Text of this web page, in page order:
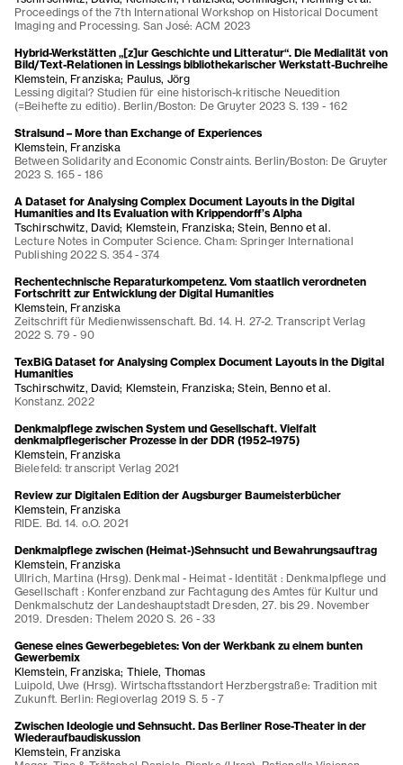
Proceedings of the 7th International Workshop on Historical Document
Imaging and Processing. San José: ACM 2023
Hybrid-Werkstätten „[z]ur Geschichte und Litteratur“. Die Medialität von
Bild/Text-Relationen in Lessings bibliothekarischer Werkstatt-Buchreihe
Klemstein, Franziska; Paulus, Jörg
Lessing digital? Studien für eine historisch-kritische Neuedition
(=Beihefte zu editio). Berlin/Boston: De Gruyter 2023 S. 139 - 162
Stralsund – More than Exchange of Experiences
Klemstein, Franziska
Between Solidarity and Economic Constraints. Berlin/Boston: De Gruyter
2023 S. 165 - 186
A Dataset for Analysing Complex Document Layouts in the Digital
Humanities and Its Evaluation with Krippendorff’s Alpha
Tschirschwitz, David; Klemstein, Franziska; Stein, Benno et al.
Lecture Notes in Computer Science. Cham: Springer International
Publishing 2022 S. 354 - 374
Rechentechnische Reparaturkompetenz. Vom staatlich verordneten
Fortschritt zur Entwicklung der Digital Humanities
Klemstein, Franziska
Zeitschrift für Medienwissenschaft. Bd. 14. H. 27-2. Transcript Verlag
2022 S. 79 - 90
TexBiG Dataset for Analysing Complex Document Layouts in the Digital
Humanities
Tschirschwitz, David; Klemstein, Franziska; Stein, Benno et al.
Konstanz. 2022
Denkmalpflege zwischen System und Gesellschaft. Vielfalt
denkmalpflegerischer Prozesse in der DDR (1952–1975)
Klemstein, Franziska
Bielefeld: transcript Verlag 2021
Review zur Digitalen Edition der Augsburger Baumeisterbücher
Klemstein, Franziska
RIDE. Bd. 14. o.O. 2021
Denkmalpflege zwischen (Heimat-)Sehnsucht und Bewahrungsauftrag
Klemstein, Franziska
Ullrich, Martina (Hrsg). Denkmal - Heimat - Identität : Denkmalpflege und
Gesellschaft : Konferenzband zur Fachtagung des Amtes für Kultur und
Denkmalschutz der Landeshauptstadt Dresden, 27. bis 29. November
2019. Dresden: Thelem 2020 S. 26 - 33
Genese eines Gewerbegebietes: Von der Werkbank zu einem bunten
Gewerbemix
Klemstein, Franziska; Thiele, Thomas
Luipold, Uwe (Hrsg). Wirtschaftsstandort Herzbergstraße: Tradition mit
Zukunft. Berlin: Regioverlag 2019 S. 5 - 7
Zwischen Ideologie und Sehnsucht. Das Berliner Rose-Theater in der
Wiederaufbaudiskussion
Klemstein, Franziska